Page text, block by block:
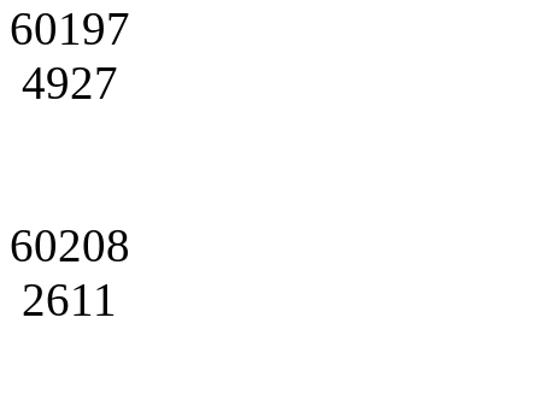
60197
4927
60208
2611